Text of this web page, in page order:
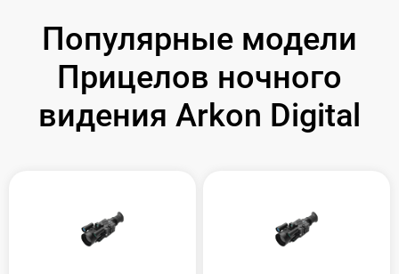
Популярные модели
Прицелов ночного
видения Arkon Digital